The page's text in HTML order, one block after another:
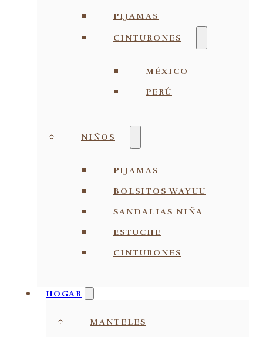
PIJAMAS
CINTURONES
MÉXICO
PERÚ
NIÑOS
PIJAMAS
BOLSITOS WAYUU
SANDALIAS NIÑA
ESTUCHE
CINTURONES
HOGAR
MANTELES